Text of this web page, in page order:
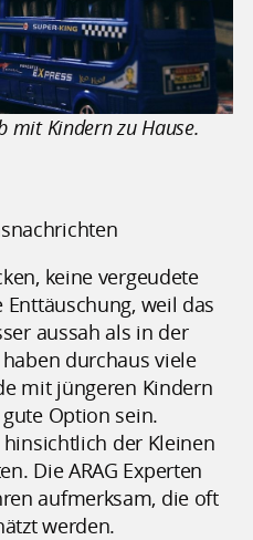
mit Kindern zu Hause.
keine vergeudete
Enttäuschung, weil das
aussah als in der
durchaus viele
mit jüngeren Kindern
Option sein.
der Kleinen
Die ARAG Experten
aufmerksam, die oft
werden.